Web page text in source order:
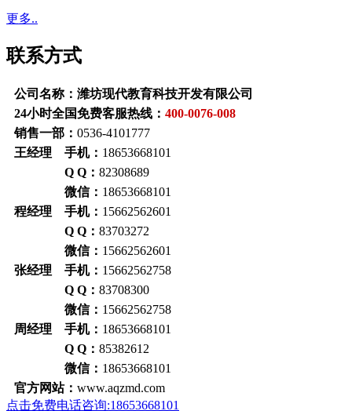
更多..
联系方式
公司名称：潍坊现代教育科技开发有限公司
24小时全国免费客服热线： 400-0076-008
销售一部： 0536-4101777
王经理 手机： 18653668101
Q Q： 82308689
微信： 18653668101
程经理 手机： 15662562601
Q Q： 83703272
微信： 15662562601
张经理 手机： 15662562758
Q Q： 83708300
微信： 15662562758
周经理 手机： 18653668101
Q Q： 85382612
微信： 18653668101
官方网站： www.aqzmd.com
点击免费电话咨询:18653668101